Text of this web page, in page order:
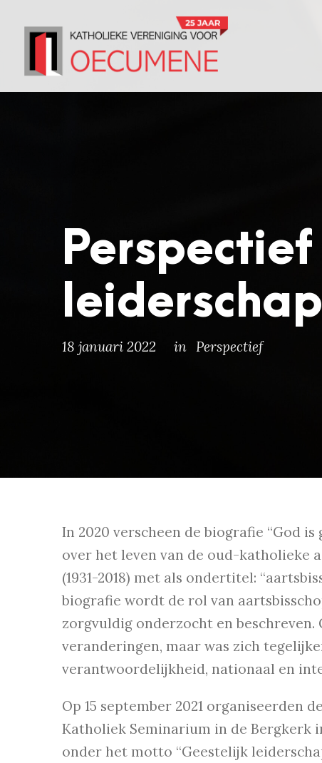
leiderschap
18 januari 2022 in Perspectief
In 2020 verscheen de biografie “God
over het leven van de oud-katholieke
(1931-2018) met als ondertitel:
biografie wordt de rol van
zorgvuldig onderzocht en
veranderingen, maar was zich
verantwoordelijkheid, nationaal en
Op 15 september 2021 organiseerden
Katholiek Seminarium in de Bergkerk
onder het motto “Geestelijk